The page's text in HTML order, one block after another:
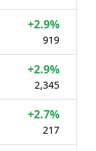
+2.9%
919
+2.9%
2,345
+2.7%
217